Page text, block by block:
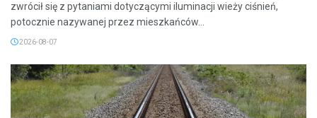
zwrócił się z pytaniami dotyczącymi iluminacji wieży ciśnień,
potocznie nazywanej przez mieszkańców...
2026-08-07